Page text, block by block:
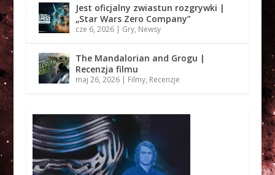
Jest oficjalny zwiastun rozgrywki |
„Star Wars Zero Company”
cze 6, 2026| Gry, Newsy
The Mandalorian and Grogu |
Recenzja filmu
maj 26, 2026| Filmy, Recenzje